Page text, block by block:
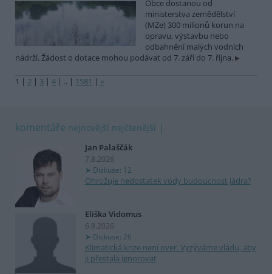
Obce dostanou od
ministerstva zemědělství
(MZe) 300 milionů korun na
opravu, výstavbu nebo
odbahnění malých vodních
nádrží. Žádost o dotace mohou podávat od 7. září do 7. října.
1 | 2 | 3 | 4 | .. | 1581 | »
komentáře nejnovější nejčtenější
Jan Palaščák
7.8.2026
Diskuse: 12
Ohrožuje nedostatek vody budoucnost jádra?
Eliška Vidomus
6.8.2026
Diskuse: 26
Klimatická krize není over. Vyzýváme vládu, aby
ji přestala ignorovat